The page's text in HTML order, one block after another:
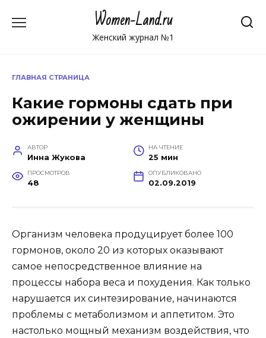
Women-Land.ru
Женский журнал №1
ГЛАВНАЯ СТРАНИЦА
Какие гормоны сдать при
ожирении у женщины
АВТОР
Инна Жукова
НА ЧТЕНИЕ
25 мин
ПРОСМОТРОВ
48
ОПУБЛИКОВАНО
02.09.2019
Организм человека продуцирует более 100
гормонов, около 20 из которых оказывают
самое непосредственное влияние на
процессы набора веса и похудения. Как только
нарушается их синтезирование, начинаются
проблемы с метаболизмом и аппетитом. Это
настолько мощный механизм воздействия, что